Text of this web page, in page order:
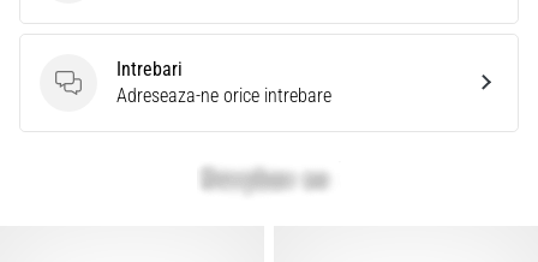
Intrebari
Intrebari
Adreseaza-ne orice intrebare